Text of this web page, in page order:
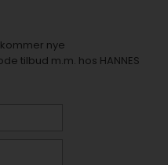
nye
tilbud m.m. hos HANNES